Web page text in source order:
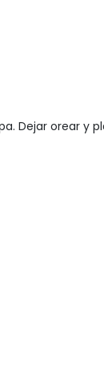
Dejar orear y